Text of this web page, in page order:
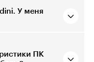
У меня
ПК